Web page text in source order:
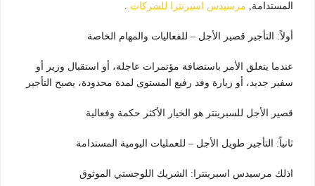
المستدامة, مرسيدس اسبرنترا للشركات .
أولاً: التأجير قصير الأجل – للفعاليات والمهام الخاصة
عندما يتعلق الأمر باستضافة مؤتمرات عاجلة، أو استقبال وزير أو
سفير جديد، أو زيارة وفد رفيع المستوى لمدة محدودة، يصبح التأجير
قصير الأجل للسبرينتر هو الخيار الأكثر حكمة وفعالية
ثانياً: التأجير طويل الأجل – للعمليات اليومية المستدامة
اذلك مرسيدس اسبرينترا: الشريك اللوجستي الموثوق